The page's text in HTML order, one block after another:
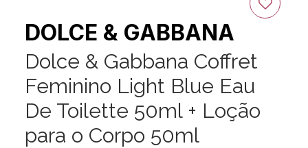
DOLCE & GABBANA
Dolce & Gabbana Coffret
Feminino Light Blue Eau
De Toilette 50ml + Loção
para o Corpo 50ml